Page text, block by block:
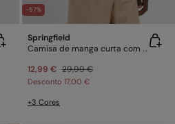
-57%
Springfield
Camisa de manga curta com estrutura bicolor
12,99 € 29,99 €
Desconto 17,00 €
+3 Cores